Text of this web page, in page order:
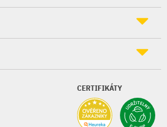
CERTIFIKÁTY